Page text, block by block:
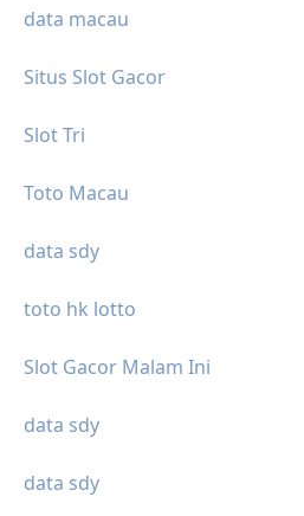
data macau
Situs Slot Gacor
Slot Tri
Toto Macau
data sdy
toto hk lotto
Slot Gacor Malam Ini
data sdy
data sdy